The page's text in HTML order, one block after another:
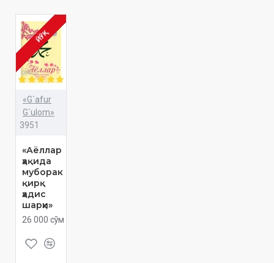
ЙЎҚ
«G`afur
G`ulom»
3951
«Аёллар
ҳақида
муборак
қирқ
ҳадис
шарҳи»
26 000 сўм